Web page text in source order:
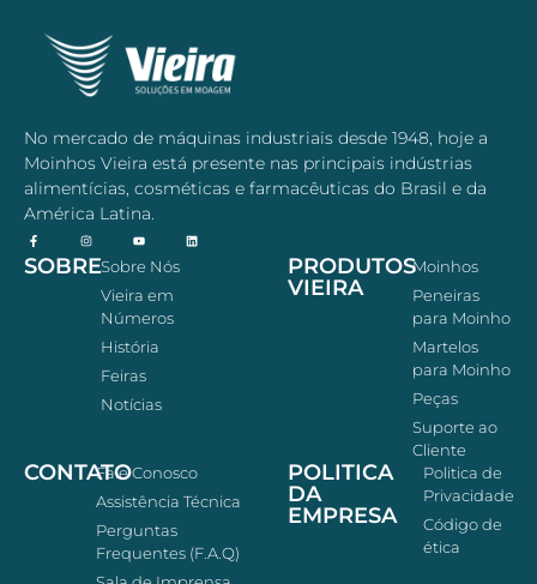
No mercado de máquinas industriais desde 1948, hoje a
Moinhos Vieira está presente nas principais indústrias
alimentícias, cosméticas e farmacêuticas do Brasil e da
América Latina.
SOBRESobre Nós
Vieira em
Números
História
Feiras
Notícias
PRODUTOS
VIEIRA
Moinhos
Peneiras
para Moinho
Martelos
para Moinho
Peças
Suporte ao
Cliente
CONTATOFale Conosco
Assistência Técnica
Perguntas
Frequentes (F.A.Q)
POLITICA
DA
EMPRESA
Politica de
Privacidade
Código de
ética